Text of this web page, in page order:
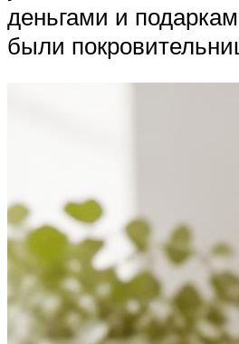
деньгами и
были